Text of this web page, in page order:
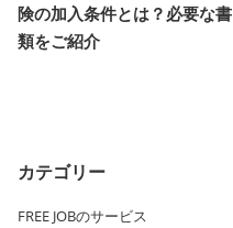
険の加入条件とは？必要な書
類をご紹介
カテゴリー
FREE JOBのサービス